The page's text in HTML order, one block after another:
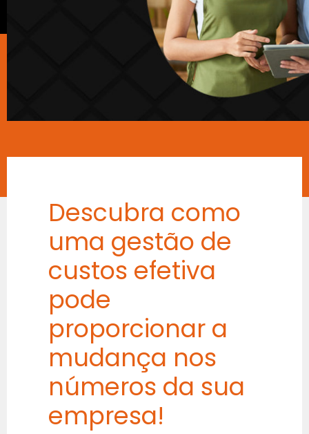
Descubra como
uma gestão de
custos efetiva
pode
proporcionar a
mudança nos
números da sua
empresa!